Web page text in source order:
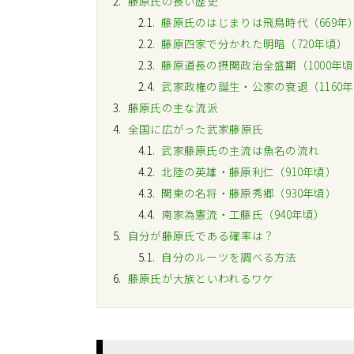
2.1 藤原氏のはじまりは飛鳥時代（669年）
2.2 藤原四家で分かれた明暗（720年頃）
2.3 藤原道長の摂関政治全盛期（1000年頃
2.4 武家政権の誕生・公家の衰退（1160年
3
藤原氏の主な流派
4 全国に広がった武家藤原氏
4.1
武家藤原氏の主流は魚名の流れ
4.2 北陸の英雄・藤原利仁（910年頃）
4.3
関東の名将・藤原秀郷（930年頃）
4.4
南家為憲流・工藤氏（940年頃）
5
自分が藤原氏である確率は？
5.1
自分のルーツを調べる方法
6
藤原氏が大族といわれるワケ